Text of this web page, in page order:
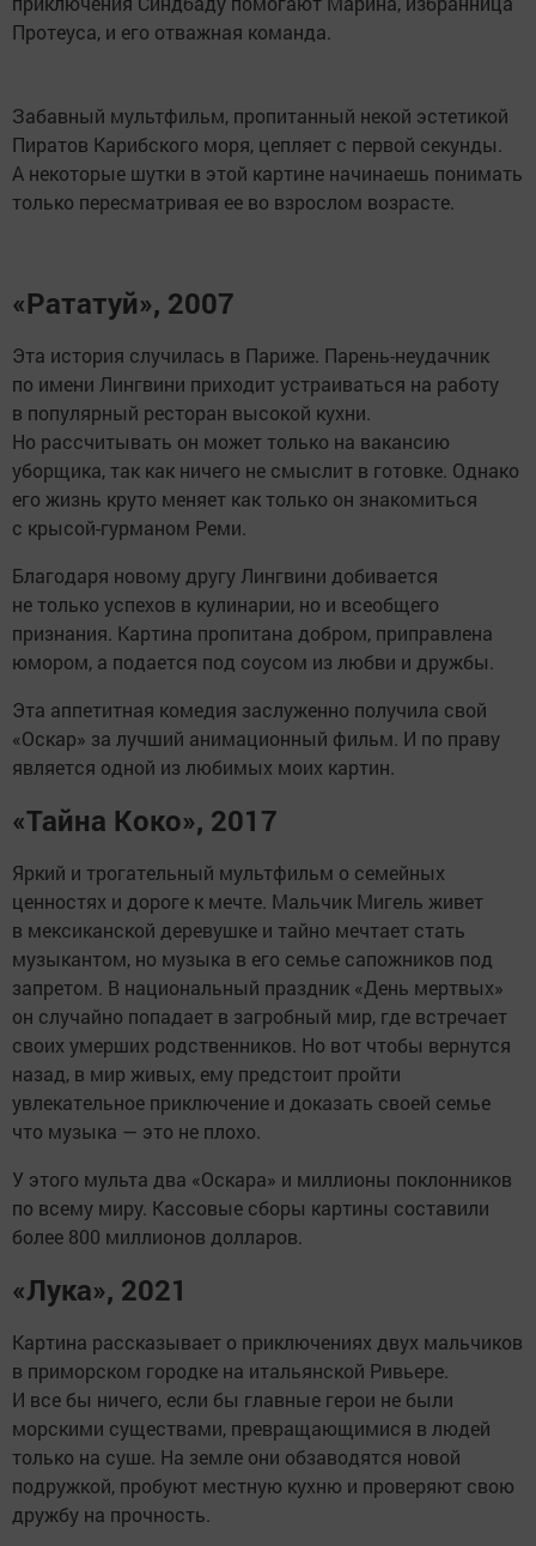
Протеуса, и его отважная команда.
Забавный мультфильм, пропитанный некой эстетикой
Пиратов Карибского моря, цепляет с первой секунды.
А некоторые шутки в этой картине начинаешь понимать
только пересматривая ее во взрослом возрасте.
«Рататуй», 2007
Эта история случилась в Париже. Парень-неудачник
по имени Лингвини приходит устраиваться на работу
в популярный ресторан высокой кухни.
Но рассчитывать он может только на вакансию
уборщика, так как ничего не смыслит в готовке. Однако
его жизнь круто меняет как только он знакомиться
с крысой-гурманом Реми.
Благодаря новому другу Лингвини добивается
не только успехов в кулинарии, но и всеобщего
признания. Картина пропитана добром, приправлена
юмором, а подается под соусом из любви и дружбы.
Эта аппетитная комедия заслуженно получила свой
«Оскар» за лучший анимационный фильм. И по праву
является одной из любимых моих картин.
«Тайна Коко», 2017
Яркий и трогательный мультфильм о семейных
ценностях и дороге к мечте. Мальчик Мигель живет
в мексиканской деревушке и тайно мечтает стать
музыкантом, но музыка в его семье сапожников под
запретом. В национальный праздник «День мертвых»
он случайно попадает в загробный мир, где встречает
своих умерших родственников. Но вот чтобы вернутся
назад, в мир живых, ему предстоит пройти
увлекательное приключение и доказать своей семье
что музыка — это не плохо.
У этого мульта два «Оскара» и миллионы поклонников
по всему миру. Кассовые сборы картины составили
более 800 миллионов долларов.
«Лука», 2021
Картина рассказывает о приключениях двух мальчиков
в приморском городке на итальянской Ривьере.
И все бы ничего, если бы главные герои не были
морскими существами, превращающимися в людей
только на суше. На земле они обзаводятся новой
подружкой, пробуют местную кухню и проверяют свою
дружбу на прочность.